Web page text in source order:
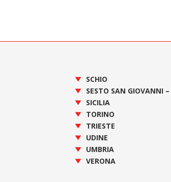
SCHIO
SESTO SAN GIOVANNI
SICILIA
TORINO
TRIESTE
UDINE
UMBRIA
VERONA